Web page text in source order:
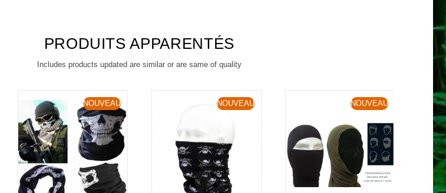
PRODUITS APPARENTÉS
Includes products updated are similar or are same of quality
NOUVEAU NOUVEAU NOUVEAU